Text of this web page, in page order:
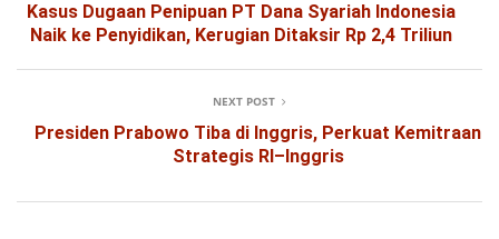
Kasus Dugaan Penipuan PT Dana Syariah Indonesia
Naik ke Penyidikan, Kerugian Ditaksir Rp 2,4 Triliun
NEXT POST
Presiden Prabowo Tiba di Inggris, Perkuat Kemitraan
Strategis RI–Inggris